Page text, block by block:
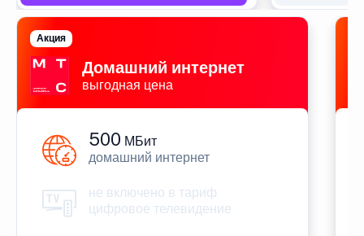
Домашний интернет
выгодная цена
Акция
500 МБит
домашний интернет
не включено в тариф
цифровое телевидение